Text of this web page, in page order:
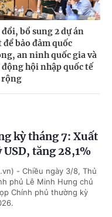
đổi, bổ sung 2 dự án
để bảo đảm quốc
an ninh quốc gia và
động hội nhập quốc tế
rộng
kỳ tháng 7: Xuất
tăng 28,1%
- Chiều ngày 3/8, Thủ
phủ Lê Minh Hưng chủ
Chính phủ thường kỳ